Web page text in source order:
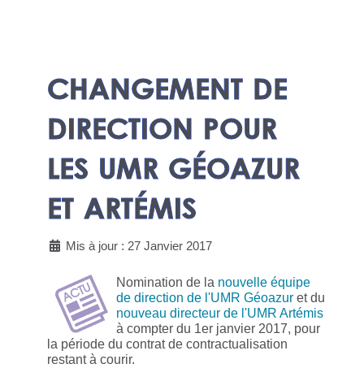
CHANGEMENT DE
DIRECTION POUR
LES UMR GÉOAZUR
ET ARTÉMIS
Mis à jour : 27 Janvier 2017
Nomination de la nouvelle équipe
de direction de l'UMR Géoazur et du
nouveau directeur de l'UMR Artémis
à compter du 1er janvier 2017, pour
la période du contrat de contractualisation
restant à courir.